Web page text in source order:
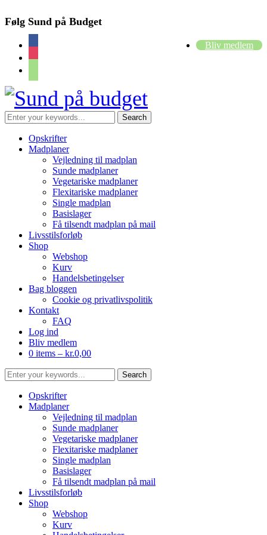
Følg Sund på Budget
Bliv medlem
Opskrifter
Madplaner
Vejledning til madplan
Sunde madplaner
Vegetariske madplaner
Flexitariske madplaner
Single madplan
Basislager
Få tilsendt madplan på mail
Livsstilsforløb
Shop
Webshop
Kurv
Handelsbetingelser
Bag bloggen
Cookie og privatlivspolitik
Kontakt
FAQ
Log ind
Bliv medlem
0 items – kr.0,00
Opskrifter
Madplaner
Vejledning til madplan
Sunde madplaner
Vegetariske madplaner
Flexitariske madplaner
Single madplan
Basislager
Få tilsendt madplan på mail
Livsstilsforløb
Shop
Webshop
Kurv